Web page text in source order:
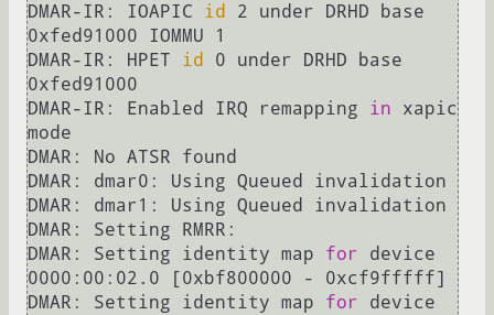
DMAR-IR: IOAPIC id
2 under DRHD base
0xfed91000 IOMMU 1
DMAR-IR: HPET id
0 under DRHD base
0xfed91000
DMAR-IR: Enabled IRQ remapping in xapic
mode
DMAR: No ATSR found
DMAR: dmar0: Using Queued invalidation
DMAR: dmar1: Using Queued invalidation
DMAR: Setting RMRR:
DMAR: Setting identity map for
device
0000:00:02.0 [0xbf800000 - 0xcf9fffff]
DMAR: Setting identity map for
device